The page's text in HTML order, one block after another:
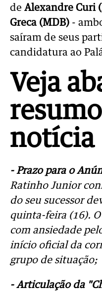
de Alexandre Curi
Greca (MDB) -
saíram de seus
candidatura ao
Veja
notícia
- Prazo para o
Ratinho Junior
do seu sucessor
quinta-feira (16).
com ansiedade
início oficial da
grupo de situação;
- Articulação da